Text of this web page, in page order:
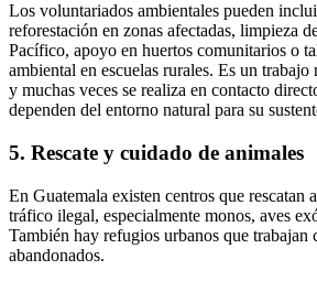
Los voluntariados ambientales pueden
reforestación en zonas afectadas, limpieza
Pacífico, apoyo en huertos comunitarios o
ambiental en escuelas rurales. Es un
y muchas veces se realiza en contacto
dependen del entorno natural para su
5. Rescate y cuidado de animales
En Guatemala existen centros que rescatan
tráfico ilegal, especialmente monos, aves
También hay refugios urbanos que trabajan
abandonados.